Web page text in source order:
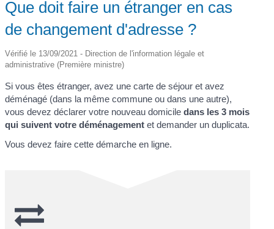
Que doit faire un étranger en cas
de changement d'adresse ?
Vérifié le 13/09/2021 - Direction de l'information légale et
administrative (Première ministre)
Si vous êtes étranger, avez une carte de séjour et avez
déménagé (dans la même commune ou dans une autre),
vous devez déclarer votre nouveau domiciledans les 3 mois
qui suivent votre déménagement et demander un duplicata.
Vous devez faire cette démarche en ligne.